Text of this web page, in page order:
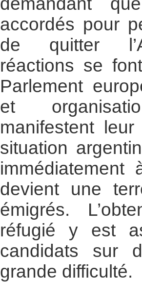
accordés pour
de quitter
réactions se
Parlement
et
manifestent
situation
immédiatement
devient une
émigrés.
réfugié y est
candidats sur
grande difficulté.